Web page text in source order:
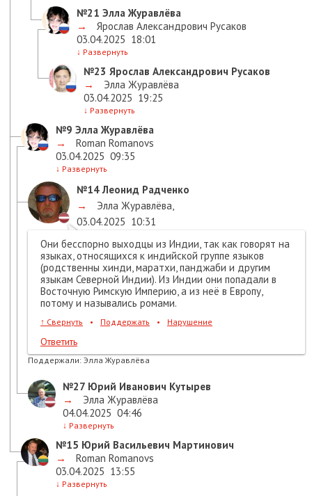
№21 Элла Журавлёва
→
Ярослав Александрович Русаков
03.04.2025 18:01
↓ Развернуть
№23 Ярослав Александрович Русаков
→
Элла Журавлёва
03.04.2025 19:25
↓ Развернуть
№9 Элла Журавлёва
→
Roman Romanovs
03.04.2025 09:35
↓ Развернуть
№14Леонид Радченко
→
Элла Журавлёва,
03.04.2025 10:31
Они бесспорно выходцы из Индии, так как говорят на
языках, относящихся к индийской группе языков
(родственны хинди, маратхи, панджаби и другим
языкам Северной Индии). Из Индии они попадали в
Восточную Римскую Империю, а из неё в Европу,
потому и назывались ромами.
↑ Свернуть • Поддержать • Нарушение
Ответить
Поддержали: Элла Журавлёва
№27 Юрий Иванович Кутырев
→
Элла Журавлёва
04.04.2025 04:46
↓ Развернуть
№15 Юрий Васильевич Мартинович
→
Roman Romanovs
03.04.2025 13:55
↓ Развернуть